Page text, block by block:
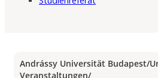
Andrássy Universität Budapest/
Veranstaltungen/